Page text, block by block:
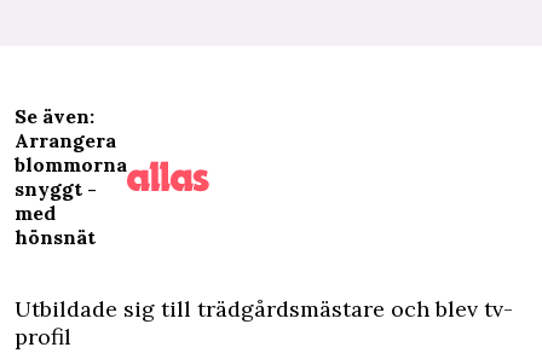
Se även:
Arrangera
blommorna
snyggt -
med
hönsnät
Utbildade sig till trädgårdsmästare och blev tv-
profil